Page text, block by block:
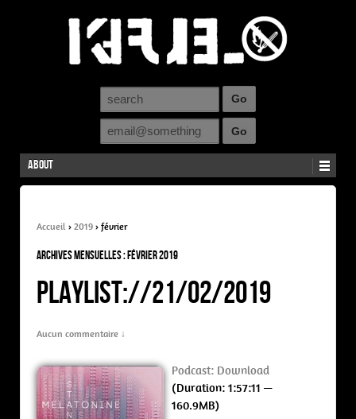
About
Accueil › 2019 › février
Archives mensuelles :février 2019
PLAYLIST://21/02/2019
Aucun commentaire ↓
Podcast: Download
(Duration: 1:57:11 —
160.9MB)